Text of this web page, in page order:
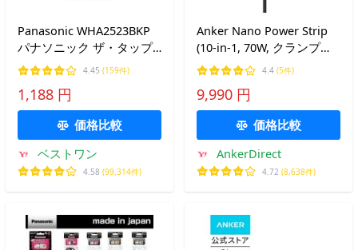
Panasonic WHA2523BKP
パナソニック ザ・タップX
3コ口 2m コード ブラック
安全設計扉 パッキン付コ
ンセント 延長コード タッ
プ
4.45 (159件)
1,188 円
価格比較
ベストワン
4.58 (99,314件)
Anker Nano Power Strip
(10-in-1, 70W, クランプ式)
電源タップ usb付き コン
セントタップ AC差込口 6
口 USB-C 2ポート USB-A
4.4 (5件)
9,990 円
価格比較
AnkerDirect
4.72 (8,638件)